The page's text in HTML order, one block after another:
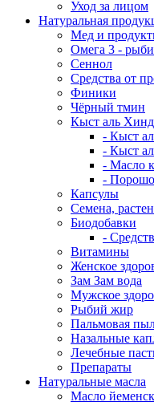
Уход за лицом
Натуральная
Мед и
Омега 3 -
Сеннол
Средства от
Финики
Чёрный тмин
Кыст аль
- Кыст
- Кыст
- Масло
-
Капсулы
Семена,
Биодобавки
-
Витамины
Женское
Зам Зам вода
Мужское
Рыбий жир
Пальмовая
Назальные
Лечебные
Препараты
Натуральные масла
Масло